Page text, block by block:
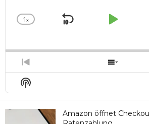
Change
1x
Skip
Play
Previous
Episode
Show
Show
Podcast
Information
Amazon öffnet